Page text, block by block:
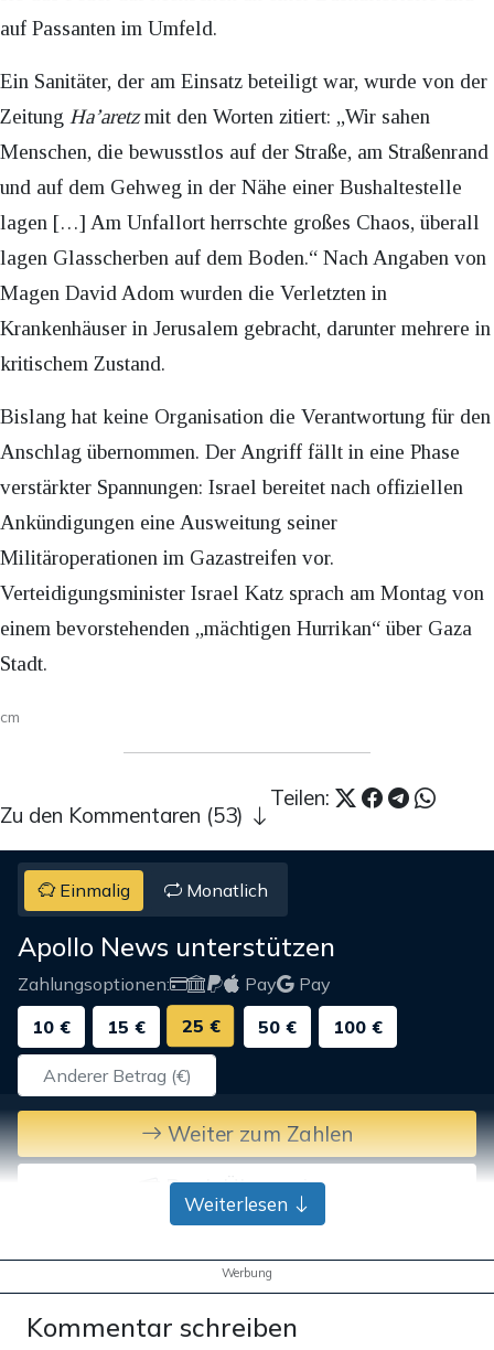
auf Passanten im Umfeld.
Ein Sanitäter, der am Einsatz beteiligt war, wurde von der
Zeitung Ha’aretzmit den Worten zitiert: „Wir sahen
Menschen, die bewusstlos auf der Straße, am Straßenrand
und auf dem Gehweg in der Nähe einer Bushaltestelle
lagen […] Am Unfallort herrschte großes Chaos, überall
lagen Glasscherben auf dem Boden.“ Nach Angaben von
Magen David Adom wurden die Verletzten in
Krankenhäuser in Jerusalem gebracht, darunter mehrere in
kritischem Zustand.
Bislang hat keine Organisation die Verantwortung für den
Anschlag übernommen. Der Angriff fällt in eine Phase
verstärkter Spannungen: Israel bereitet nach offiziellen
Ankündigungen eine Ausweitung seiner
Militäroperationen im Gazastreifen vor.
Verteidigungsminister Israel Katz sprach am Montag von
einem bevorstehenden „mächtigen Hurrikan“ über Gaza
Stadt.
cm
Teilen:
Zu den Kommentaren (53)
Einmalig Monatlich
Apollo News unterstützen
Zahlungsoptionen: Pay
Pay
10 €
15 € 25 € 50 € 100 €
Weiter zum Zahlen
Bank-Überweisung
Weiterlesen
Werbung
Kommentar schreiben